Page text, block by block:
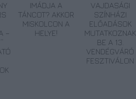
–
IMÁDJA A
TÁNCOT? AKKOR
MISKOLCON A
HELYE!
VAJDASÁGI
SZÍNHÁZI
ELŐADÁSOK
MUTATKOZNAK
BE A 13.
VENDÉGVÁRÓ
FESZTIVÁLON